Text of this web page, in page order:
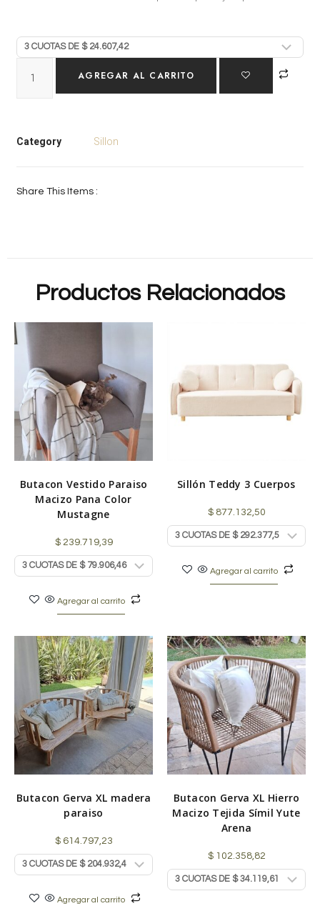
AGREGAR AL CARRITO
Category Sillon
Share This Items :
Productos Relacionados
Butacon Vestido Paraiso
Macizo Pana Color
Mustagne
$239.719,39
Agregar al carrito
Sillón Teddy 3 Cuerpos
$877.132,50
Agregar al carrito
Butacon Gerva XL madera
paraiso
$614.797,23
Agregar al carrito
Butacon Gerva XL Hierro
Macizo Tejida Símil Yute
Arena
$102.358,82